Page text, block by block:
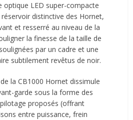
optique LED super-compacte
distinctive des Hornet,
et resserré au niveau de la
la finesse de la taille de
par un cadre et une
subtilement revêtus de noir.
la CB1000 Hornet dissimule
garde sous la forme des
proposés (offrant
entre puissance, frein